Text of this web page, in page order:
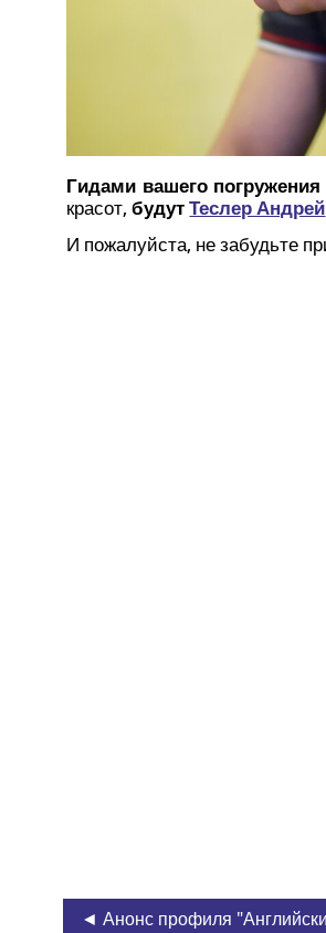
Гида­ми ваше­го погру­же­ния
кра­сот,будутТеслер Андрей
И пожа­луй­ста, не забудь­те
◄ Анонс профиля